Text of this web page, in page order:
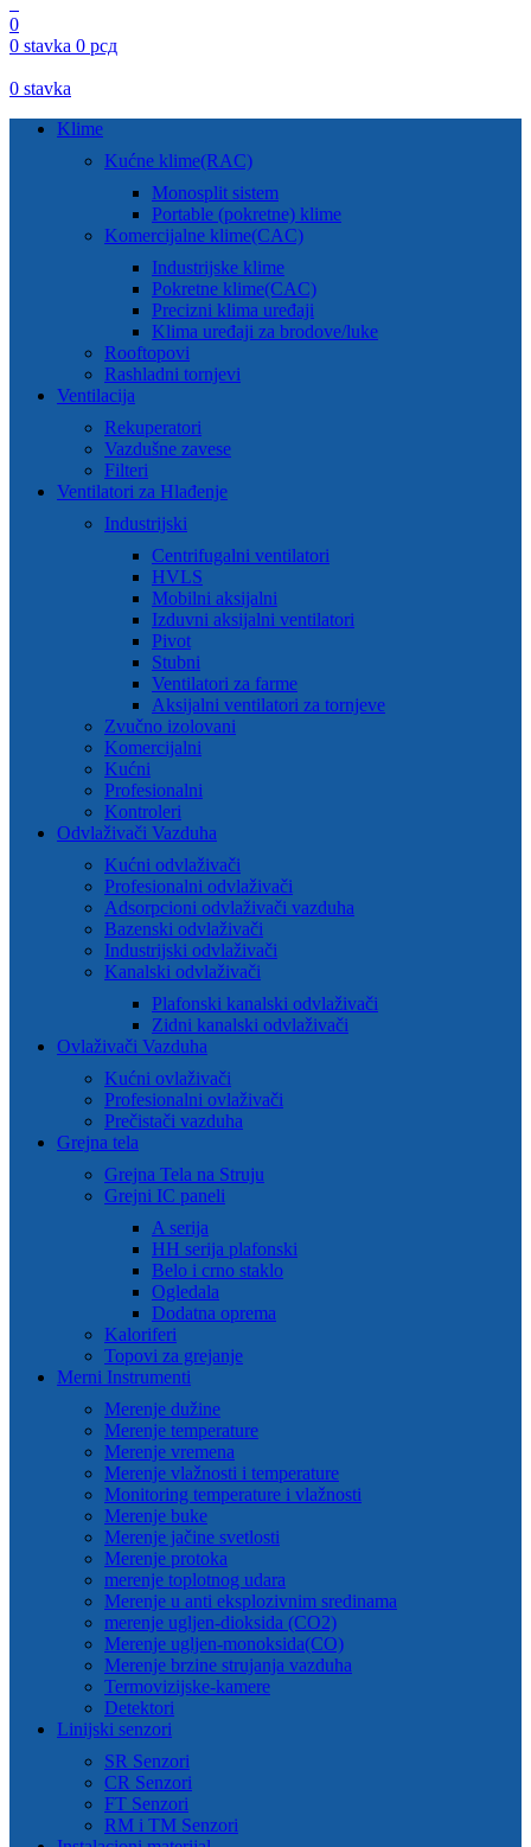
0
0 stavka 0 рсд
0 stavka
Klime
Kućne klime(RAC)
Monosplit sistem
Portable (pokretne) klime
Komercijalne klime(CAC)
Industrijske klime
Pokretne klime(CAC)
Precizni klima uređaji
Klima uređaji za brodove/luke
Rooftopovi
Rashladni tornjevi
Ventilacija
Rekuperatori
Vazdušne zavese
Filteri
Ventilatori za Hlađenje
Industrijski
Centrifugalni ventilatori
HVLS
Mobilni aksijalni
Izduvni aksijalni ventilatori
Pivot
Stubni
Ventilatori za farme
Aksijalni ventilatori za tornjeve
Zvučno izolovani
Komercijalni
Kućni
Profesionalni
Kontroleri
Odvlaživači Vazduha
Kućni odvlaživači
Profesionalni odvlaživači
Adsorpcioni odvlaživači vazduha
Bazenski odvlaživači
Industrijski odvlaživači
Kanalski odvlaživači
Plafonski kanalski odvlaživači
Zidni kanalski odvlaživači
Ovlaživači Vazduha
Kućni ovlaživači
Profesionalni ovlaživači
Prečistači vazduha
Grejna tela
Grejna Tela na Struju
Grejni IC paneli
A serija
HH serija plafonski
Belo i crno staklo
Ogledala
Dodatna oprema
Kaloriferi
Topovi za grejanje
Merni Instrumenti
Merenje dužine
Merenje temperature
Merenje vremena
Merenje vlažnosti i temperature
Monitoring temperature i vlažnosti
Merenje buke
Merenje jačine svetlosti
Merenje protoka
merenje toplotnog udara
Merenje u anti eksplozivnim sredinama
merenje ugljen-dioksida (CO2)
Merenje ugljen-monoksida(CO)
Merenje brzine strujanja vazduha
Termovizijske-kamere
Detektori
Linijski senzori
SR Senzori
CR Senzori
FT Senzori
RM i TM Senzori